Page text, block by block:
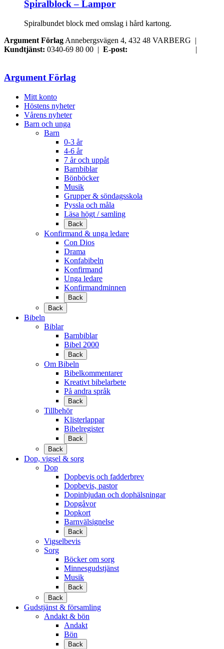
Spiralblock – Lampor
Spiralbundet block med omslag i hård kartong.
Argument Förlag Annebergsvägen 4, 432 48 VARBERG |
Kundtjänst: 0340-69 80 00 | E-post:
|
Argument Förlag
Mitt konto
Höstens nyheter
Vårens nyheter
Barn och unga
Barn
0-3 år
4-6 år
7 år och uppåt
Barnbiblar
Bönböcker
Musik
Grupper & söndagsskola
Pyssla och måla
Läsa högt / samling
Back
Konfirmand & unga ledare
Con Dios
Drama
Konfabibeln
Konfirmand
Unga ledare
Konfirmandminnen
Back
Back
Bibeln
Biblar
Barnbiblar
Bibel 2000
Back
Om Bibeln
Bibelkommentarer
Kreativt bibelarbete
På andra språk
Back
Tillbehör
Klisterlappar
Bibelregister
Back
Back
Dop, vigsel & sorg
Dop
Dopbevis och fadderbrev
Dopbevis, pastor
Dopinbjudan och dophälsningar
Dopgåvor
Dopkort
Barnvälsignelse
Back
Vigselbevis
Sorg
Böcker om sorg
Minnesgudstjänst
Musik
Back
Back
Gudstjänst & församling
Andakt & bön
Andakt
Bön
Back